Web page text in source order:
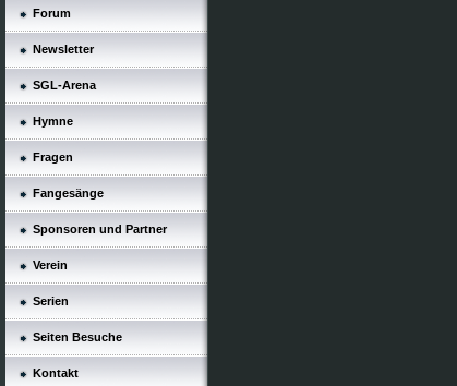
Forum
Newsletter
SGL-Arena
Hymne
Fragen
Fangesänge
Sponsoren und Partner
Verein
Serien
Seiten Besuche
Kontakt